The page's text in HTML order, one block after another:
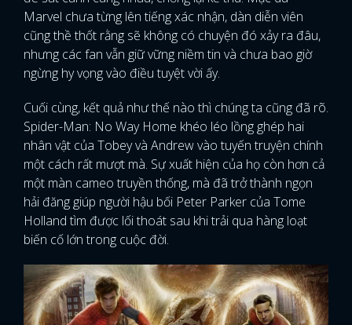
Marvel chưa từng lên tiếng xác nhận, dàn diễn viên
cũng thề thốt rằng sẽ không có chuyện đó xảy ra đâu,
nhưng các fan vẫn giữ vững niềm tin và chưa bao giờ
ngừng hy vọng vào điều tuyệt vời ấy.
Cuối cùng, kết quả như thế nào thì chúng ta cũng đã rõ.
Spider-Man: No Way Home khéo léo lồng ghép hai
nhân vật của Tobey và Andrew vào tuyến truyện chính
một cách rất mượt mà. Sự xuất hiện của họ còn hơn cả
một màn cameo truyền thống, mà đã trở thành ngọn
hải đăng giúp người hậu bối Peter Parker của Tome
Holland tìm được lối thoát sau khi trải qua hàng loạt
biến cố lớn trong cuộc đời.